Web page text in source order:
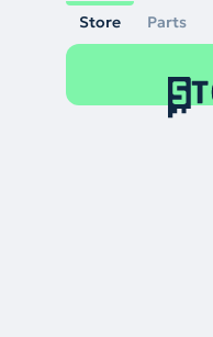
Store Parts